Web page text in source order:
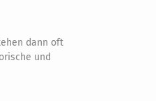
dann oft
und